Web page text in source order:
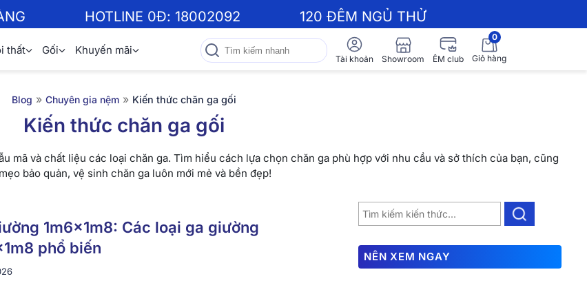
HOTLINE 0Đ: 18002092 120 ĐÊM NGỦ THỬ
thất Gối Khuyến mãi
Tài khoản Showroom ÊM club
0
Giỏ hàng
Blog » Chuyên gia nệm » Kiến thức chăn ga gối
Kiến thức chăn ga gối
mã và chất liệu các loại chăn ga. Tìm hiểu cách lựa chọn chăn ga phù hợp với nhu cầu và sở thích của bạn, cũng
bảo quản, vệ sinh chăn ga luôn mới mẻ và bền đẹp!
1m6x1m8: Các loại ga giường
phổ biến
NÊN XEM NGAY